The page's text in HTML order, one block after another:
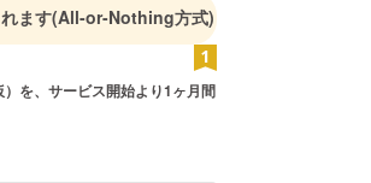
ます(All-or-Nothing方式)
）を、サービス開始より1ヶ月間